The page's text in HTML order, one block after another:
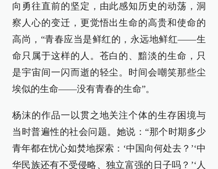
向勇往直前的坚定，由此感知历史的动荡，洞
察人心的变迁，更觉悟出生命的高贵和使命的
高尚，“青春应当是鲜红的，永远地鲜红——生
命只属于这样的人。苍白的、黯淡的生命，只
是宇宙间一闪而逝的轻尘。时间会嘲笑那些尘
埃似的生命——没有青春的生命”。
杨沫的作品一以贯之地关注个体的生存困境与
当时普遍性的社会问题。她说：“那个时期多少
青年都在忧心如焚地探索：‘中国向何处去？’‘中
华民族还有不受侵略、独立富强的日子吗？’‘人